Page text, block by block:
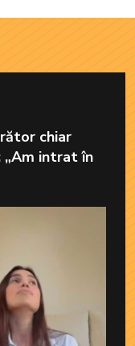
chiar
„Am intrat în